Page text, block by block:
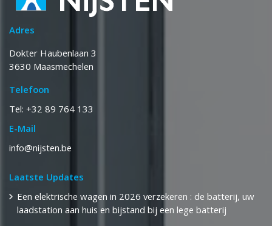
Adres
Dokter Haubenlaan 3
3630 Maasmechelen
Telefoon
Tel: +32 89 764 133
E-Mail
info@nijsten.be
Laatste Updates
Een elektrische wagen in 2026 verzekeren : de batterij, uw
laadstation aan huis en bijstand bij een lege batterij